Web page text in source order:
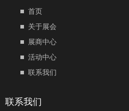
首页
关于展会
展商中心
活动中心
联系我们
联系我们